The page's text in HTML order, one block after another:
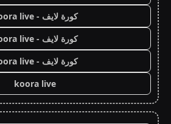
كورة لايف - koora live
كورة لايف - koora live
كورة لايف - koora live
koora live